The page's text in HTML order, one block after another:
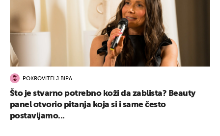
POKROVITELJ BIPA
Što je stvarno potrebno koži da zablista? Beauty
panel otvorio pitanja koja si i same često
postavljamo...